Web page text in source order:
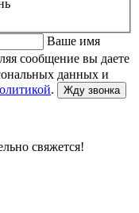
Ваше имя
сообщение вы даете
данных и
. Жду звонка
свяжется!